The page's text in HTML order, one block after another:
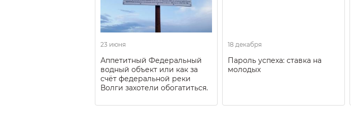
23 июня
Аппетитный Федеральный
водный объект или как за
счёт федеральной реки
Волги захотели обогатиться.
18 декабря
Пароль успеха: ставка на
молодых